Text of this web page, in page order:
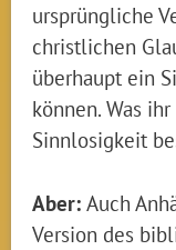
ursprüngliche
christlichen
überhaupt ein
können. Was
Sinnlosigkeit
Aber:Auch
Version des